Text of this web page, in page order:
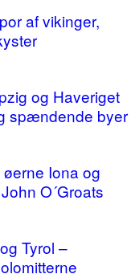
af vikinger,
og Haveriget
spændende byer
Iona og
O´Groats
Tyrol –